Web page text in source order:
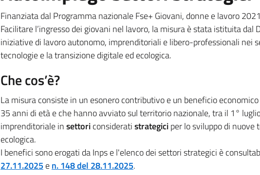
Finanziata dal Programma nazionale Fse+ Giovani, donne e lavoro
Facilitare l’ingresso dei giovani nel lavoro, la misura è stata istituita dal
iniziative di lavoro autonomo, imprenditoriali e libero-professionali nei
tecnologie e la transizione digitale ed ecologica.
Che cos’è?
La misura consiste in un esonero contributivo e un beneficio
35 anni di età e che hanno avviato sul territorio nazionale, tra il 1°
imprenditoriale insettoriconsideratistrategiciper lo sviluppo di nuove
ecologica.
I benefici sono erogati da Inps e l'elenco dei settori strategici è
27.11.2025 en. 148 del 28.11.2025.